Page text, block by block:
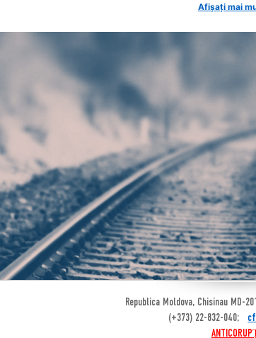
Afișați mai
Republica Moldova, Chisinau MD-
(+373) 22-832-040;